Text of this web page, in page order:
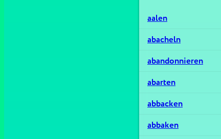
aalen
abacheln
abandonnieren
abarten
abbacken
abbaken